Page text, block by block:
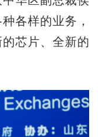
各样的业务，
芯片、全新的